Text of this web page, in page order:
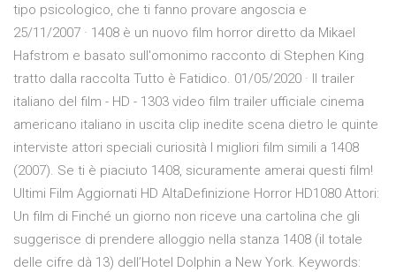
tipo psicologico, che ti fanno provare angoscia e
25/11/2007 · 1408 è un nuovo film horror diretto da Mikael
Hafstrom e basato sull'omonimo racconto di Stephen King
tratto dalla raccolta Tutto è Fatidico. 01/05/2020 · Il trailer
italiano del film - HD - 1303 video film trailer ufficiale cinema
americano italiano in uscita clip inedite scena dietro le quinte
interviste attori speciali curiosità I migliori film simili a 1408
(2007). Se ti è piaciuto 1408, sicuramente amerai questi film!
Ultimi Film Aggiornati HD AltaDefinizione Horror HD1080 Attori:
Un film di Finché un giorno non riceve una cartolina che gli
suggerisce di prendere alloggio nella stanza 1408 (il totale
delle cifre dà 13) dell’Hotel Dolphin a New York. Keywords: